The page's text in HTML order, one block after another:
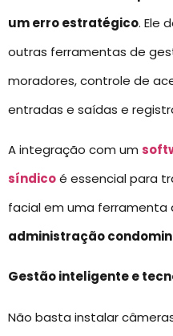
um erro estratégico. Ele
outras ferramentas de
moradores, controle de
entradas e saídas e
A integração com um
síndicoé essencial para
facial em uma ferramenta
administração
Gestão inteligente e
Não basta instalar